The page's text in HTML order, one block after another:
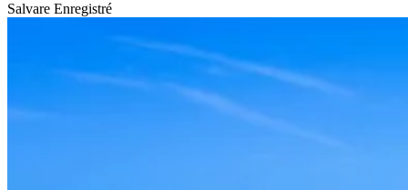
Salvare Enregistré